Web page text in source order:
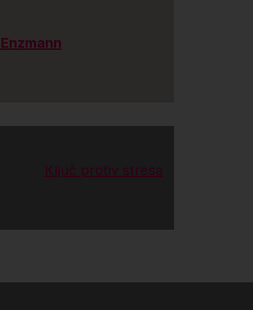
Ključ protiv stresa